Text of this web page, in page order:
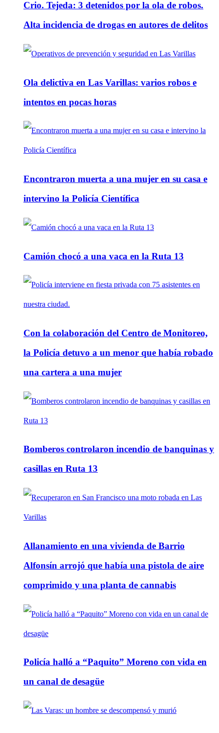
Crio. Tejeda: 3 detenidos por la ola de robos.
Alta incidencia de drogas en autores de delitos
Ola delictiva en Las Varillas: varios robos e
intentos en pocas horas
Encontraron muerta a una mujer en su casa e
intervino la Policía Científica
Camión chocó a una vaca en la Ruta 13
Con la colaboración del Centro de Monitoreo,
la Policía detuvo a un menor que había robado
una cartera a una mujer
Bomberos controlaron incendio de banquinas y
casillas en Ruta 13
Allanamiento en una vivienda de Barrio
Alfonsín arrojó que había una pistola de aire
comprimido y una planta de cannabis
Policía halló a “Paquito” Moreno con vida en
un canal de desagüe